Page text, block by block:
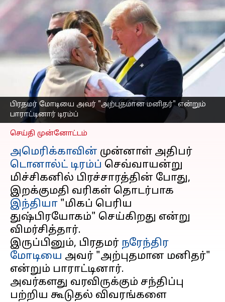
பிரதமர் மோடியை அவர் "அற்புதமான மனிதர்" என்றும்
பாராட்டினார் டிரம்ப்
வரி விதிப்பில் இந்தியா
'துஷ்பிரயோகம்
செய்கிறது' என்றும்,
மோடியை 'அற்புதமான
மனிதர்' என்றும் கூறிய
டிரம்ப்
எழுதியவர் Venkatalakshmi V Sep 18, 2024 12:24 pm
செய்தி முன்னோட்டம்
அமெரிக்காவின் முன்னாள் அதிபர்
டொனால்ட் டிரம்ப் செவ்வாயன்று
மிச்சிகனில் பிரச்சாரத்தின் போது, ​​
இறக்குமதி வரிகள் தொடர்பாக
இந்தியா "மிகப் பெரிய
துஷ்பிரயோகம்" செய்கிறது என்று
விமர்சித்தார்.
இருப்பினும், பிரதமர் நரேந்திர
மோடியை அவர் "அற்புதமான மனிதர்"
என்றும் பாராட்டினார்.
அவர்களது வரவிருக்கும் சந்திப்பு
பற்றிய கூடுதல் விவரங்களை